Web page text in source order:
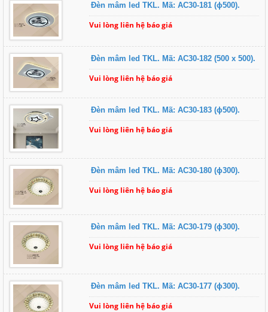
Đèn mâm led TKL. Mã: AC30-181 (ɸ500).
Vui lòng liên hệ báo giá
Đèn mâm led TKL. Mã: AC30-182 (500 x 500).
Vui lòng liên hệ báo giá
Đèn mâm led TKL. Mã: AC30-183 (ɸ500).
Vui lòng liên hệ báo giá
Đèn mâm led TKL. Mã: AC30-180 (ɸ300).
Vui lòng liên hệ báo giá
Đèn mâm led TKL. Mã: AC30-179 (ɸ300).
Vui lòng liên hệ báo giá
Đèn mâm led TKL. Mã: AC30-177 (ɸ300).
Vui lòng liên hệ báo giá